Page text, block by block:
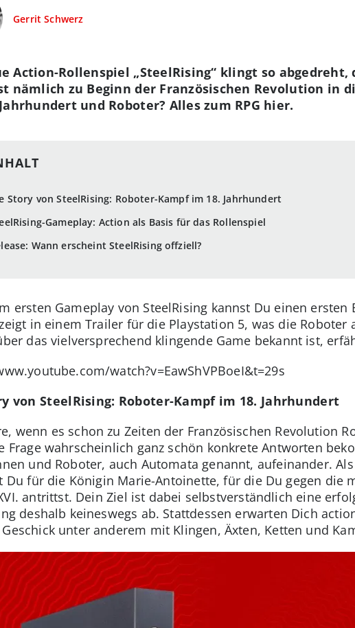
Gerrit Schwerz
Story von SteelRising: Roboter-Kampf im 18. Jahrhundert
Gameplay: Action als Basis für das Rollenspiel
Wann erscheint SteelRising offziell?
Action-Rollenspiel „SteelRising“ klingt so
nämlich zu Beginn der Französischen Revolution in
und Roboter? Alles zum RPG hier.
ersten Gameplay von SteelRising kannst Du einen
in einem Trailer für die Playstation 5, was die Roboter
das vielversprechend klingende Game bekannt ist,
watch?v=EawShVPBoeI&t=29s
von SteelRising: Roboter-Kampf im 18. Jahrhundert
wenn es schon zu Zeiten der Französischen Revolution
Frage wahrscheinlich ganz schön konkrete Antworten
und Roboter, auch Automata genannt, aufeinander.
Du für die Königin Marie-Antoinette, für die Du gegen die
antrittst. Dein Ziel ist dabei selbstverständlich eine
deshalb keineswegs ab. Stattdessen erwarten Dich
unter anderem mit Klingen, Äxten, Ketten und